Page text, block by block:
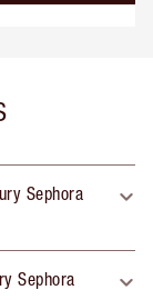
Sephora
Sephora